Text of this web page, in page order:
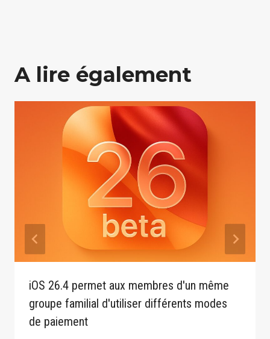
A lire également
iOS 26.4 permet aux membres d'un même
groupe familial d'utiliser différents modes
de paiement